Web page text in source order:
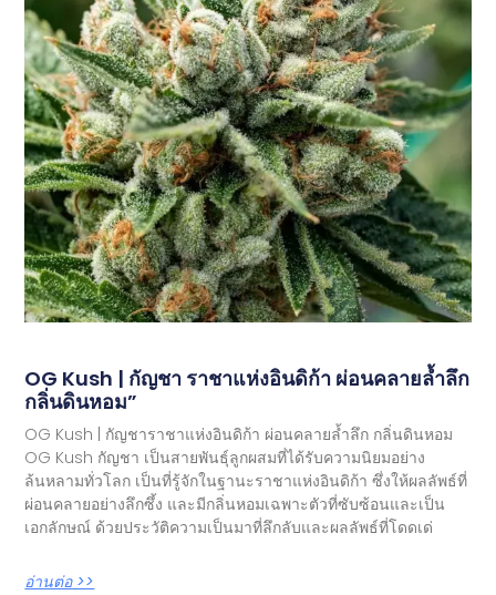
OG Kush | กัญชา ราชาแห่งอินดิก้า ผ่อนคลายล้ำลึก
กลิ่นดินหอม”
OG Kush | กัญชาราชาแห่งอินดิก้า ผ่อนคลายล้ำลึก กลิ่นดินหอม
OG Kush กัญชา เป็นสายพันธุ์ลูกผสมที่ได้รับความนิยมอย่าง
ล้นหลามทั่วโลก เป็นที่รู้จักในฐานะราชาแห่งอินดิก้า ซึ่งให้ผลลัพธ์ที่
ผ่อนคลายอย่างลึกซึ้ง และมีกลิ่นหอมเฉพาะตัวที่ซับซ้อนและเป็น
เอกลักษณ์ ด้วยประวัติความเป็นมาที่ลึกลับและผลลัพธ์ที่โดดเด่
อ่านต่อ >>